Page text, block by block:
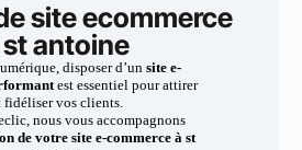
site ecommerce
st antoine
disposer d’un site e-
est essentiel pour attirer
fidéliser vos clients.
nous vous accompagnons
de votre site e-commerce à st